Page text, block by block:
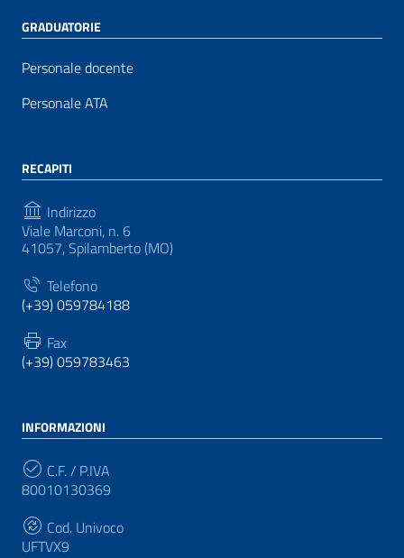
GRADUATORIE
Personale docente
Personale ATA
RECAPITI
Indirizzo
Viale Marconi, n. 6
41057, Spilamberto (MO)
Telefono
(+39) 059784188
Fax
(+39) 059783463
INFORMAZIONI
C.F. / P.IVA
80010130369
Cod. Univoco
UFTVX9